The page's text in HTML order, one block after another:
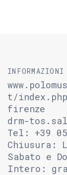
INFORMAZIONI
t/
firenze
drm-
Tel: +39
Chiusura:
Sabato e
Intero: